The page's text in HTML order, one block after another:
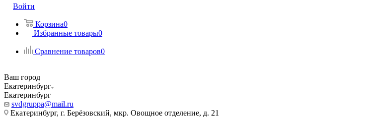
Войти
Корзина0
Избранные товары0
Сравнение товаров0
Ваш город
Екатеринбург
Екатеринбург
svdgruppa@mail.ru
Екатеринбург, г. Берёзовский, мкр. Овощное отделение, д. 21